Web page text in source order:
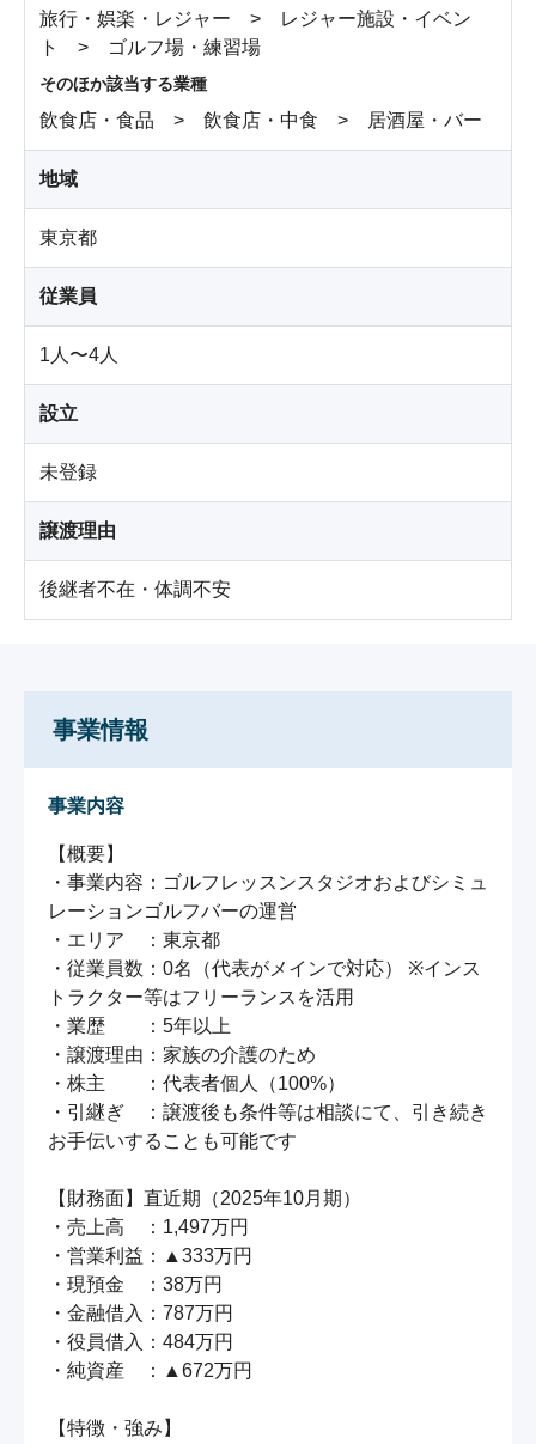
旅行・娯楽・レジャー > レジャー施設・イベン
ト > ゴルフ場・練習場
そのほか該当する業種
飲食店・食品 > 飲食店・中食 > 居酒屋・バー
地域
東京都
従業員
1人〜4人
設立
未登録
譲渡理由
後継者不在・体調不安
事業情報
事業内容
【概要】
・事業内容：ゴルフレッスンスタジオおよびシミュ
レーションゴルフバーの運営
・エリア　：東京都
・従業員数：0名（代表がメインで対応） ※インス
トラクター等はフリーランスを活用
・業歴　　：5年以上
・譲渡理由：家族の介護のため
・株主　　：代表者個人（100%）
・引継ぎ　：譲渡後も条件等は相談にて、引き続き
お手伝いすることも可能です
【財務面】直近期（2025年10月期）
・売上高　：1,497万円
・営業利益：▲333万円
・現預金　：38万円
・金融借入：787万円
・役員借入：484万円
・純資産　：▲672万円
【特徴・強み】